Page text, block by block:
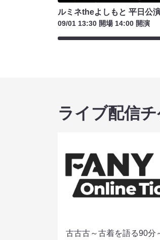
ルミネtheよしもと 平日公
09/01 13:30 開場 14:00 開演
ライブ配信チ
古古古～古着を語る90分